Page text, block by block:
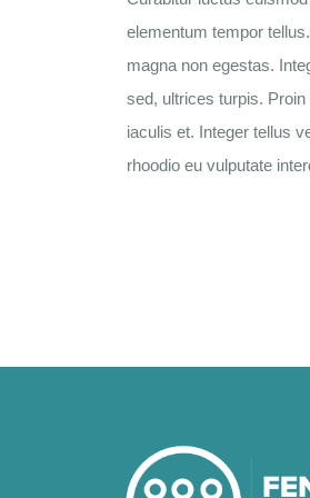
elementum tempor
magna non egestas.
sed, ultrices turpis.
iaculis et. Integer tellus
rhoodio eu vulputate